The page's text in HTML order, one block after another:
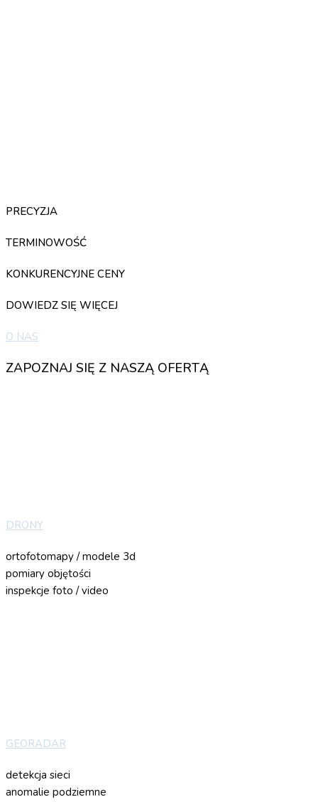
PRECYZJA
TERMINOWOŚĆ
KONKURENCYJNE CENY
DOWIEDZ SIĘ WIĘCEJ
O NAS
ZAPOZNAJ SIĘ Z NASZĄ OFERTĄ
DRONY
ortofotomapy / modele 3d
pomiary objętości
inspekcje foto / video
GEORADAR
detekcja sieci
anomalie podziemne